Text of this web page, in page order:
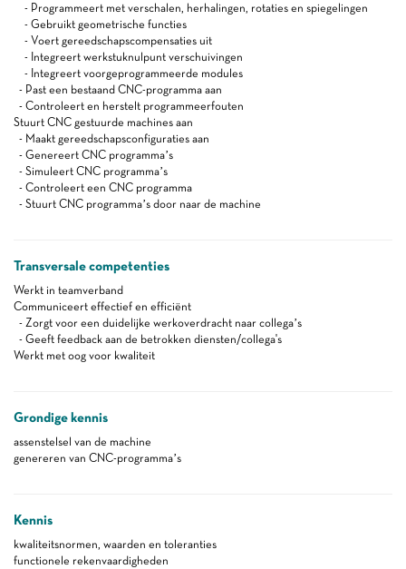
- Programmeert met verschalen, herhalingen, rotaties en spiegelingen
- Gebruikt geometrische functies
- Voert gereedschapscompensaties uit
- Integreert werkstuknulpunt verschuivingen
- Integreert voorgeprogrammeerde modules
- Past een bestaand CNC-programma aan
- Controleert en herstelt programmeerfouten
Stuurt CNC gestuurde machines aan
- Maakt gereedschapsconfiguraties aan
- Genereert CNC programma’s
- Simuleert CNC programma’s
- Controleert een CNC programma
- Stuurt CNC programma’s door naar de machine
Transversale competenties
Werkt in teamverband
Communiceert effectief en efficiënt
- Zorgt voor een duidelijke werkoverdracht naar collega’s
- Geeft feedback aan de betrokken diensten/collega's
Werkt met oog voor kwaliteit
Grondige kennis
assenstelsel van de machine
genereren van CNC-programma’s
Kennis
kwaliteitsnormen, waarden en toleranties
functionele rekenvaardigheden